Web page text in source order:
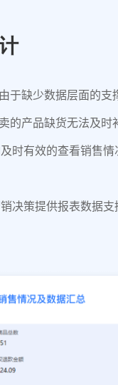
于缺少数据层面的
的产品缺货无法及
时有效的查看销售
决策提供报表数据